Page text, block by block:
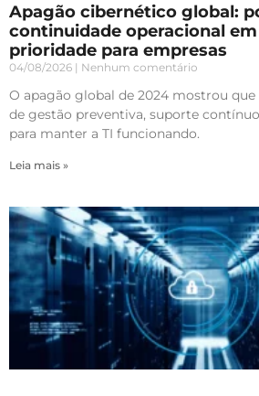
Apagão cibernético global:
continuidade operacional
prioridade para empresas
04/08/2026 Nenhum comentário
O apagão global de 2024 mostrou
de gestão preventiva, suporte
para manter a TI funcionando.
Leia mais »